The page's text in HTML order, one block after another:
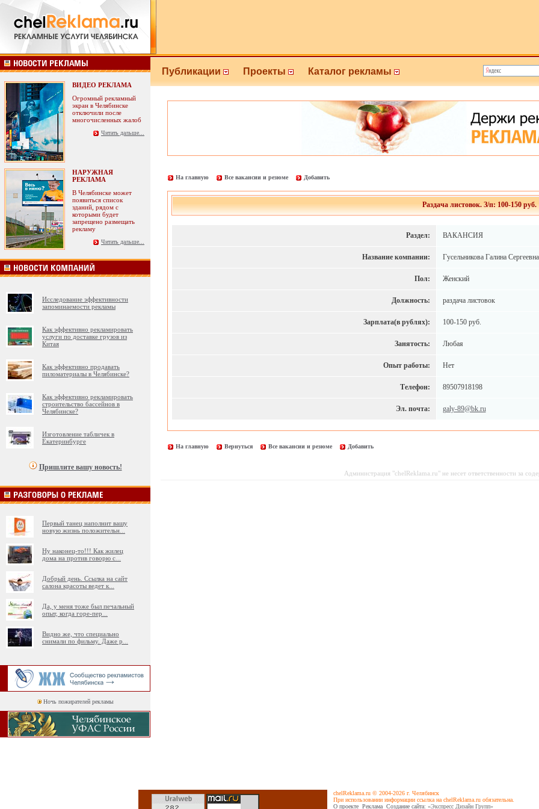
ВИДЕО РЕКЛАМА
Огромный рекламный
экран в Челябинске
отключили после
многочисленных жалоб
Читать дальше...
НАРУЖНАЯ
РЕКЛАМА
В Челябинске может
появиться список
зданий, рядом с
которыми будет
запрещено размещать
рекламу
Читать дальше...
Исследование эффективности
запоминаемости рекламы
Как эффективно рекламировать
услуги по доставке грузов из
Китая
Как эффективно продавать
пиломатериалы в Челябинске?
Как эффективно рекламировать
строительство бассейнов в
Челябинске?
Изготовление табличек в
Екатеринбурге
Пришлите вашу новость!
Первый танец наполнит вашу
новую жизнь положительн
Ну наконец-то!!! Как жилец
дома на против говорю с
Добрый день. Ссылка на сайт
салона красоты ведет к
Да, у меня тоже был печальный
опыт, когда горе-пер
Видно же, что специально
снимали по фильму. Даже р
Ночь пожирателей рекламы
Публикации Проекты Каталог рекламы
На главную Все вакансии и резюме Добавить
Раздача листовок. З/п: 100-150 руб.
Раздел: ВАКАНСИЯ
Название компании: Гусельникова Галина Сергеевна
Пол: Женский
Должность: раздача листовок
Зарплата(в рублях): 100-150 руб.
Занятость: Любая
Опыт работы: Нет
Телефон: 89507918198
Эл. почта: galy-89@bk.ru
На главную Вернуться Все вакансии и резюме Добавить
Администрация "chelReklama.ru" не несет ответственности за
chelReklama.ru © 2004-2026 г. Челябинск
При использовании информации ссылка на chelReklama.ru обязательна.
О проекте Реклама Cоздание сайта: «Экспресс Дизайн Групп»